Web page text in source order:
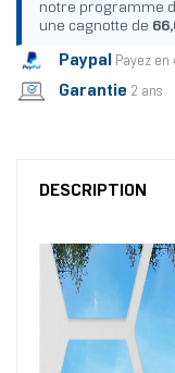
notre programme
une cagnotte de
Paypal Payez en
Garantie 2 ans
DESCRIPTION